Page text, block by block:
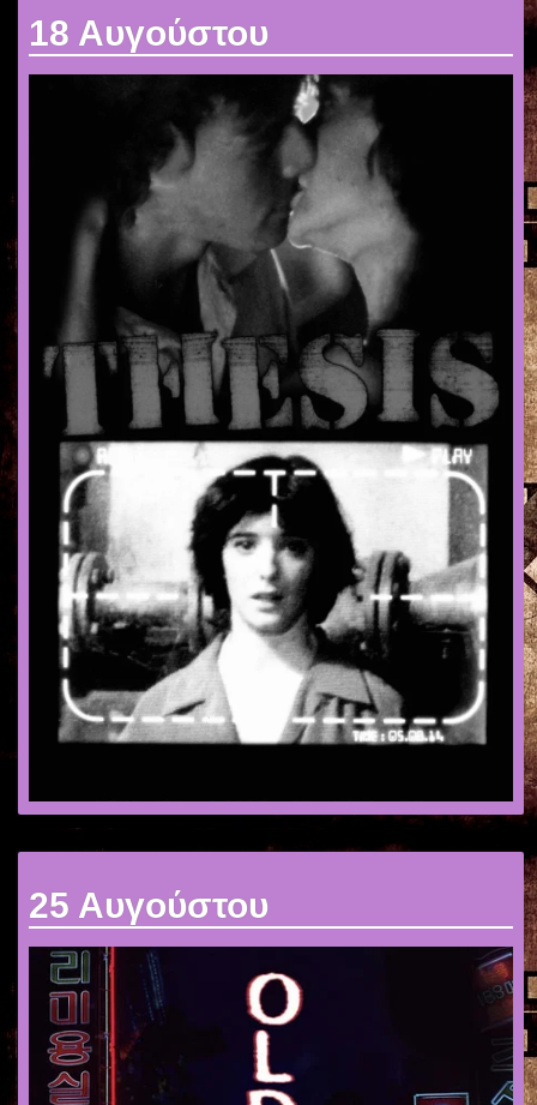
18 Αυγούστου
25 Αυγούστου